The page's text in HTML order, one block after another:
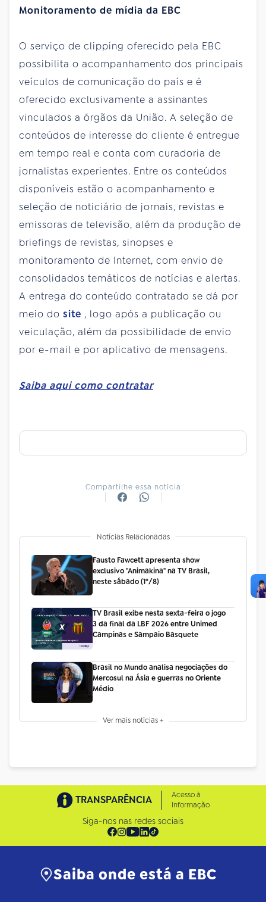
Monitoramento de mídia da EBC
O serviço de clipping oferecido pela EBC
possibilita o acompanhamento dos principais
veículos de comunicação do país e é
oferecido exclusivamente a assinantes
vinculados a órgãos da União. A seleção de
conteúdos de interesse do cliente é entregue
em tempo real e conta com curadoria de
jornalistas experientes. Entre os conteúdos
disponíveis estão o acompanhamento e
seleção de noticiário de jornais, revistas e
emissoras de televisão, além da produção de
briefings de revistas, sinopses e
monitoramento de Internet, com envio de
consolidados temáticos de notícias e alertas.
A entrega do conteúdo contratado se dá por
meio do site , logo após a publicação ou
veiculação, além da possibilidade de envio
por e-mail e por aplicativo de mensagens.
Saiba aqui como contratar
Compartilhe essa notícia
Notícias Relacionadas
Fausto Fawcett apresenta show
exclusivo "Animakina" na TV Brasil,
neste sábado (1º/8)
TV Brasil exibe nesta sexta-feira o jogo
3 da final da LBF 2026 entre Unimed
Campinas e Sampaio Basquete
Brasil no Mundo analisa negociações do
Mercosul na Ásia e guerras no Oriente
Médio
Ver mais notícias +
TRANSPARÊNCIA
Acesso à
Informação
Siga-nos nas redes sociais
Saiba onde está a EBC